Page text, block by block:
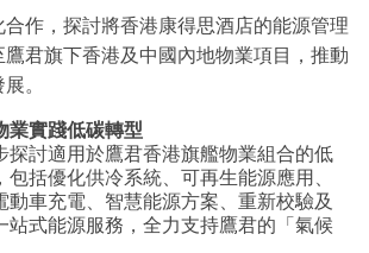
作，探討將香港康得思酒店的能源管理
君旗下香港及中國內地物業項目，推動
。
業實踐低碳轉型
探討適用於鷹君香港旗艦物業組合的低
括優化供冷系統、可再生能源應用、
動車充電、智慧能源方案、重新校驗及
站式能源服務，全力支持鷹君的「氣候